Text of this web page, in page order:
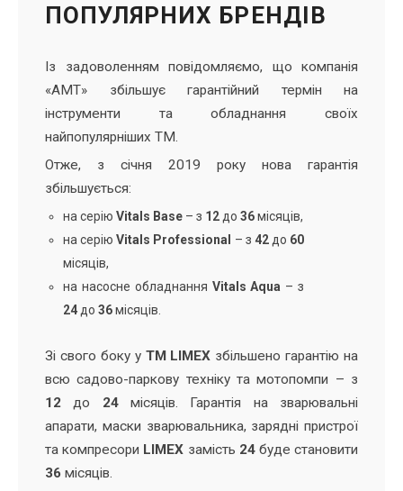
ПОПУЛЯРНИХ БРЕНДІВ
Із задоволенням повідомляємо, що компанія
«АМТ» збільшує гарантійний термін на
інструменти та обладнання своїх
найпопулярніших ТМ.
Отже, з січня 2019 року нова гарантія
збільшується:
на серію Vitals Base – з 12 до 36місяців,
на серіюVitals Professional – з 42до 60
місяців,
на насосне обладнання Vitals Aqua – з
24 до 36місяців.
Зі свого боку у ТМ LIMEX збільшено гарантію на
всю садово-паркову техніку та мотопомпи – з
12 до 24місяців. Гарантія на зварювальні
апарати, маски зварювальника, зарядні пристрої
та компресори LIMEX замість 24буде становити
36 місяців.